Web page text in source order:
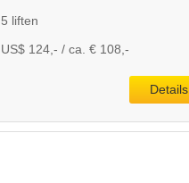
5 liften
US$ 124,- / ca. € 108,-
Details